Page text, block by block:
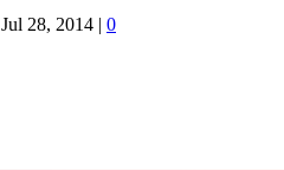
Jul 28, 2014 | 0